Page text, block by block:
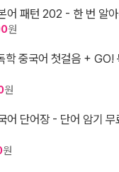
어 패턴 202 - 한 번 알
원
학 중국어 첫걸음 + GO!
원
어 단어장 - 단어 암기
원